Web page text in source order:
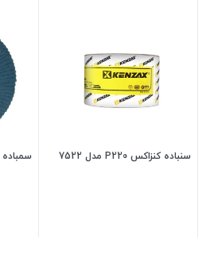
سنباده کنزاکس P220 مدل 7522 سمباده